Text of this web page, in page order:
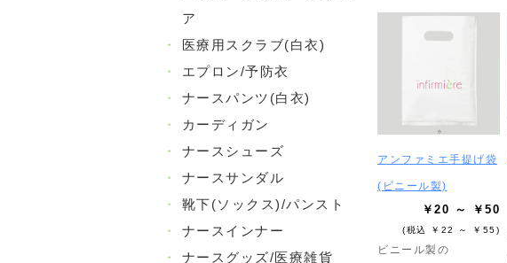
ア
・
医療用スクラブ(白衣)
・
エプロン/予防衣
・
ナースパンツ(白衣)
・
カーディガン
・
ナースシューズ
・
ナースサンダル
・
靴下(ソックス)/パンスト
・
ナースインナー
・
ナースグッズ/医療雑貨
アンファミエ手提げ袋
(ビニール製)
￥20 ～ ￥50
(税込 ￥22 ～ ￥55)
ビニール製の